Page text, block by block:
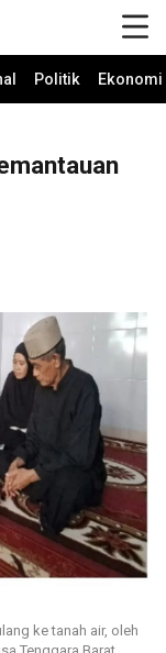
Politik
ke tanah air, oleh